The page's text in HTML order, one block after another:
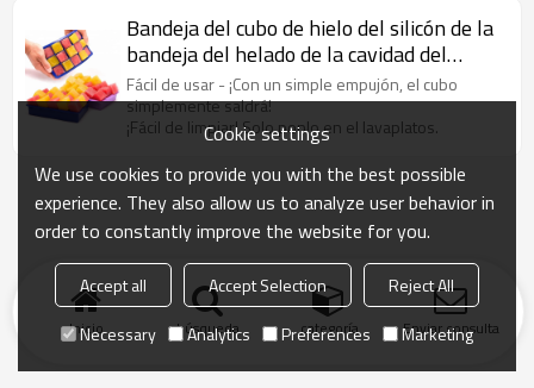
Bandeja del cubo de hielo del silicón de la
bandeja del helado de la cavidad del
silicón 15 de la categoría alimenticia de la
aduana 100% proveedor de la fábrica
Fácil de usar - ¡Con un simple empujón, el cubo
simplemente saldrá!
¡Fácil de limpiar! Solo ponlo en el lavaplatos.
Inicio búsqueda categoría Enviar consulta
Cookie settings
We use cookies to provide you with the best possible
experience. They also allow us to analyze user behavior in
order to constantly improve the website for you.
Accept all Accept Selection
Reject All
Necessary
Analytics Preferences Marketing